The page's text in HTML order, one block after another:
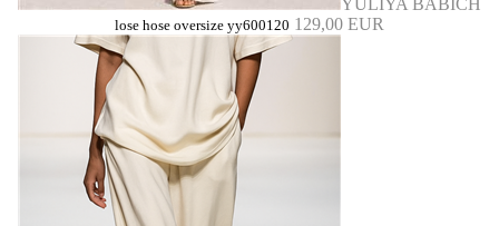
YULIYA BABICH
lose hose oversize yy600120 129,00 EUR